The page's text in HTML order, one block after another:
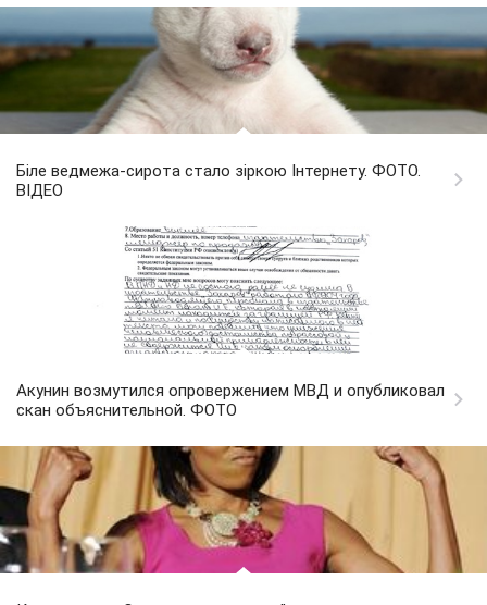
Біле ведмежа-сирота стало зіркою Інтернету. ФОТО.
ВІДЕО
Акунин возмутился опровержением МВД и опубликовал
скан объяснительной. ФОТО